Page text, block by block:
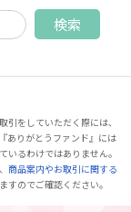
をしていただく際には、
ありがとうファンド』には
るわけではありません。
商品案内やお取引に関する
すのでご確認ください。